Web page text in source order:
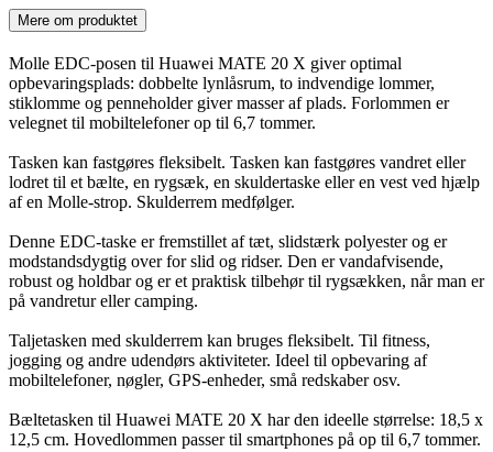
Mere om produktet
Molle EDC-posen til Huawei MATE 20 X giver optimal
opbevaringsplads: dobbelte lynlåsrum, to indvendige lommer,
stiklomme og penneholder giver masser af plads. Forlommen er
velegnet til mobiltelefoner op til 6,7 tommer.
Tasken kan fastgøres fleksibelt. Tasken kan fastgøres vandret eller
lodret til et bælte, en rygsæk, en skuldertaske eller en vest ved hjælp
af en Molle-strop. Skulderrem medfølger.
Denne EDC-taske er fremstillet af tæt, slidstærk polyester og er
modstandsdygtig over for slid og ridser. Den er vandafvisende,
robust og holdbar og er et praktisk tilbehør til rygsækken, når man er
på vandretur eller camping.
Taljetasken med skulderrem kan bruges fleksibelt. Til fitness,
jogging og andre udendørs aktiviteter. Ideel til opbevaring af
mobiltelefoner, nøgler, GPS-enheder, små redskaber osv.
Bæltetasken til Huawei MATE 20 X har den ideelle størrelse: 18,5 x
12,5 cm. Hovedlommen passer til smartphones på op til 6,7 tommer.